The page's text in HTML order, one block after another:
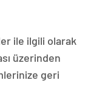
ile ilgili olarak
üzerinden
geri